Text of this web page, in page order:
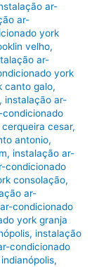
ar-
ar-
york
velho,
ar-
york
canto galo,
, instalação ar-
cesar,
antonio,
, instalação ar-
condicionado
consolação,
ar-
condicionado
york granja
, instalação
condicionado
,